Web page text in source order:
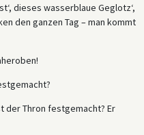
dieses wasserblaue Geglotz‘,
den ganzen Tag – man kommt
der Thron festgemacht? Er